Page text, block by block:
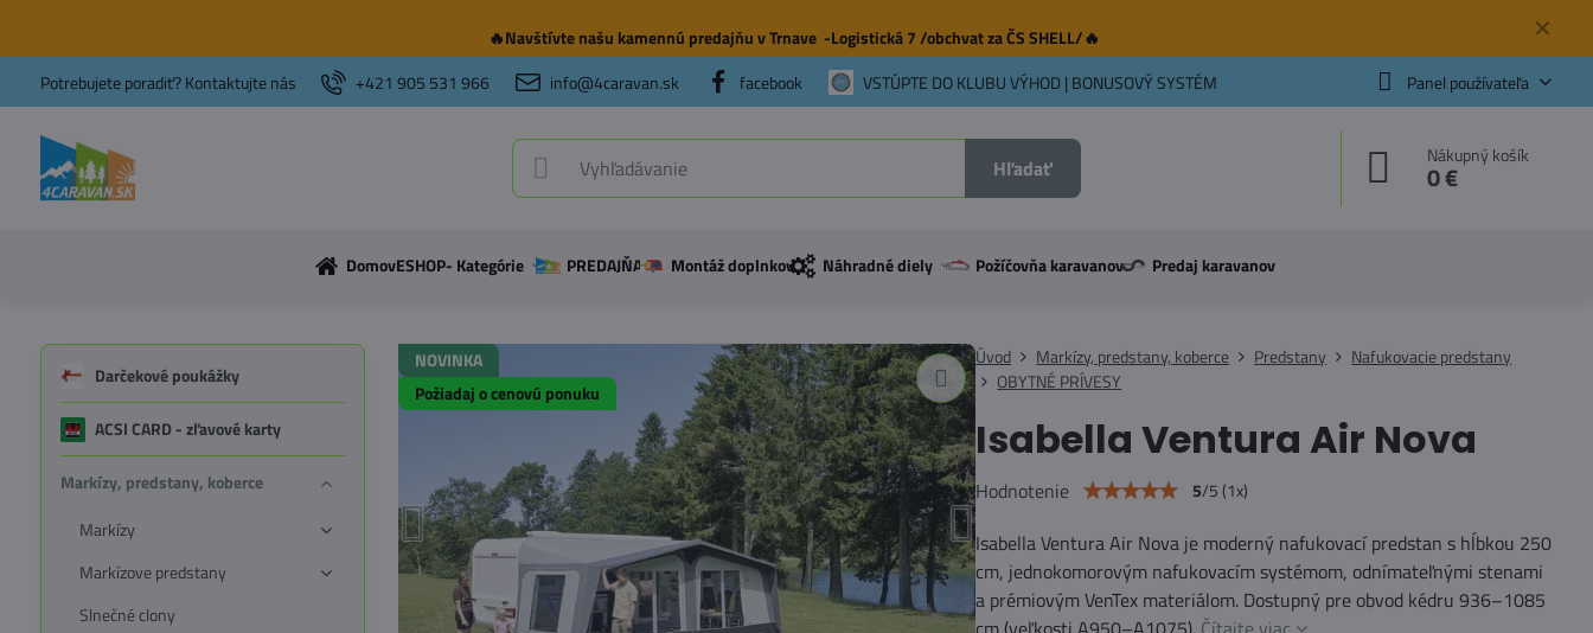
✕
🔥Navštívte našu kamennú predajňuv Trnave -Logistická 7 /obchvat za ČS SHELL/🔥
Potrebujete poradiť? Kontaktujte nás
+421 905 531 966 info@4caravan.sk facebook VSTÚPTE DO KLUBU VÝHOD | BONUSOVÝ SYSTÉM Panel používateľa
Hľadať Nákupný košík
0 €
DomovESHOP- Kategórie PREDAJŇA Montáž doplnkov Náhradné diely Požíčovňa karavanov Predaj karavanov
NOVINKA
Požiadaj o cenovú ponuku
Úvod Markízy, predstany, koberce Predstany
Nafukovacie predstany
OBYTNÉ PRÍVESY
Isabella Ventura Air Nova
Hodnotenie 5/5(1x)
Isabella Ventura Air Nova je moderný nafukovací predstan s hĺbkou 250
cm, jednokomorovým nafukovacím systémom, odnímateľnými stenami
a prémiovým VenTex materiálom. Dostupný pre obvod kédru 936–1085
Darčekové poukážky
ACSI CARD - zľavové karty
Markízy, predstany, koberce
Markízy
Markízove predstany
Slnečné clony